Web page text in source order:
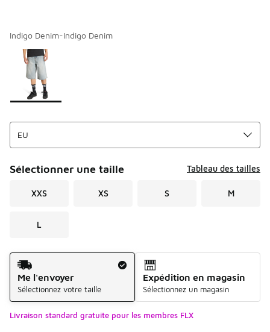
Indigo Denim-Indigo Denim
Page 1 sur 1 affichant 1 à 1 des 1 couleurs.
Merci de sélectionner un style
Sélectionner une taille Tableau des tailles
XXS XS S M
L
Mode d'expédition
Me l'envoyer
Sélectionnez votre taille
Expédition en magasin
Sélectionnez un magasin
Livraison standard gratuite pour les membres FLX